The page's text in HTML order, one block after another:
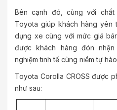
Bên cạnh đó, cùng với
Toyota giúp khách hàng yên
dụng xe cùng với mức giá
được khách hàng đón
nghiệm tinh tế cùng niềm tự
Toyota Corolla CROSS được
như sau: